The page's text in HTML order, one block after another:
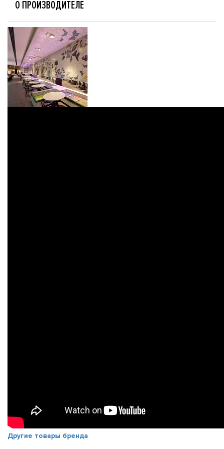
О ПРОИЗВОДИТЕЛЕ
Другие товары бренда